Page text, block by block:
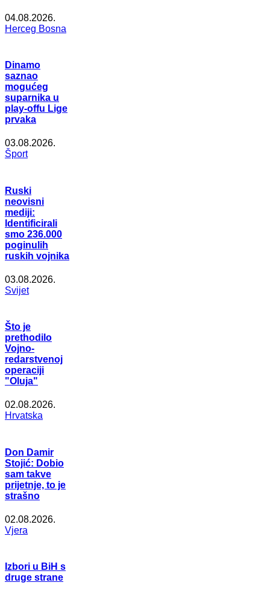
04.08.2026.
Herceg Bosna
Dinamo
saznao
mogućeg
suparnika u
play-offu Lige
prvaka
03.08.2026.
Šport
Ruski
neovisni
mediji:
Identificirali
smo 236.000
poginulih
ruskih vojnika
03.08.2026.
Svijet
Što je
prethodilo
Vojno-
redarstvenoj
operaciji
"Oluja"
02.08.2026.
Hrvatska
Don Damir
Stojić: Dobio
sam takve
prijetnje, to je
strašno
02.08.2026.
Vjera
Izbori u BiH s
druge strane